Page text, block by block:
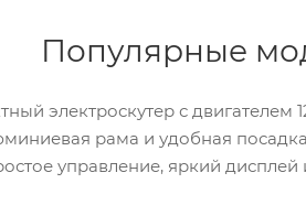
Популярные
электроскутер с двигателем
рама и удобная
управление, яркий